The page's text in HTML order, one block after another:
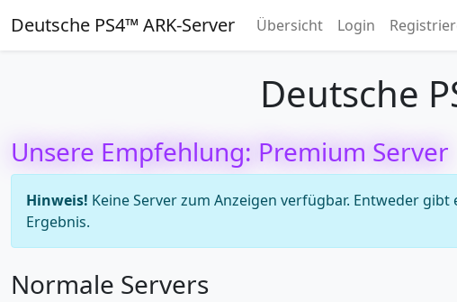
Deutsche PS4™ ARK-Server Übersicht Login
Deutsche
Unsere Empfehlung: Premium Server
Hinweis! Keine Server zum Anzeigen verfügbar. Entweder
Ergebnis.
Normale Servers